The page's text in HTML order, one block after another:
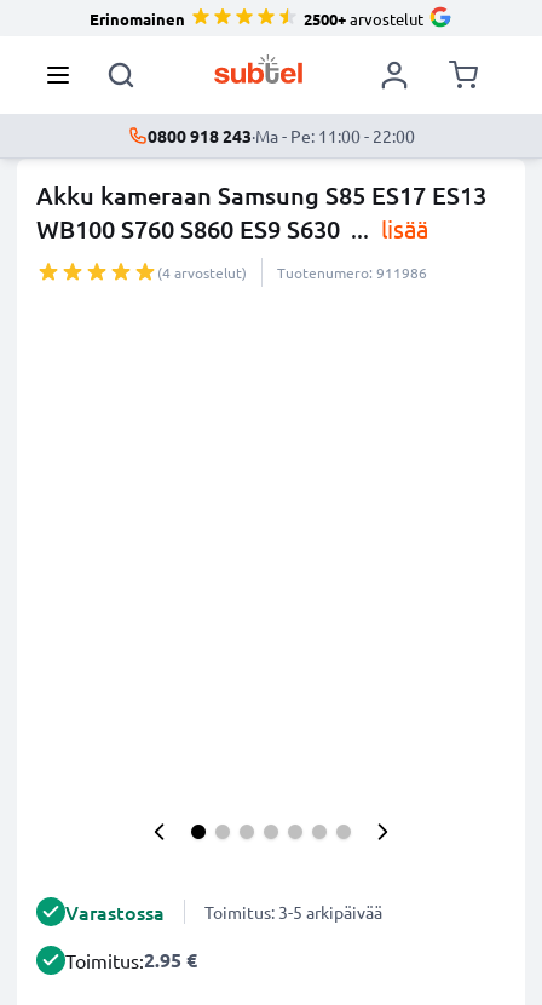
Erinomainen 2500+arvostelut
0800 918 243·Ma - Pe: 11:00 - 22:00
Akku kameraan Samsung S85 ES17 ES13
WB100 S760 S860 ES9 S630 ... lisää
(4 arvostelut) Tuotenumero: 911986
Varastossa Toimitus: 3-5 arkipäivää
Toimitus:2.95 €